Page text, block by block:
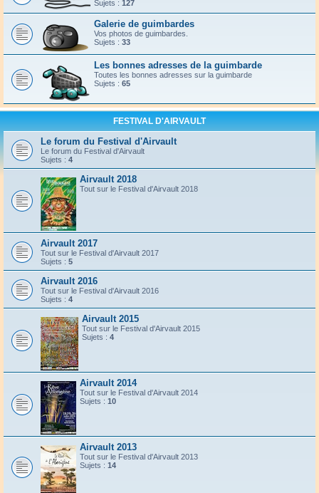
Sujets : 127
Galerie de guimbardes
Vos photos de guimbardes.
Sujets : 33
Les bonnes adresses de la guimbarde
Toutes les bonnes adresses sur la guimbarde
Sujets : 65
FESTIVAL D'AIRVAULT
Le forum du Festival d'Airvault
Le forum du Festival d'Airvault
Sujets : 4
Airvault 2018
Tout sur le Festival d'Airvault 2018
Airvault 2017
Tout sur le Festival d'Airvault 2017
Sujets : 5
Airvault 2016
Tout sur le Festival d'Airvault 2016
Sujets : 4
Airvault 2015
Tout sur le Festival d'Airvault 2015
Sujets : 4
Airvault 2014
Tout sur le Festival d'Airvault 2014
Sujets : 10
Airvault 2013
Tout sur le Festival d'Airvault 2013
Sujets : 14